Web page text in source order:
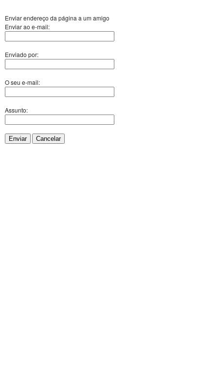
Enviar endereço da página a um amigo
Enviar ao e-mail:
Enviado por:
O seu e-mail:
Assunto:
Enviar Cancelar